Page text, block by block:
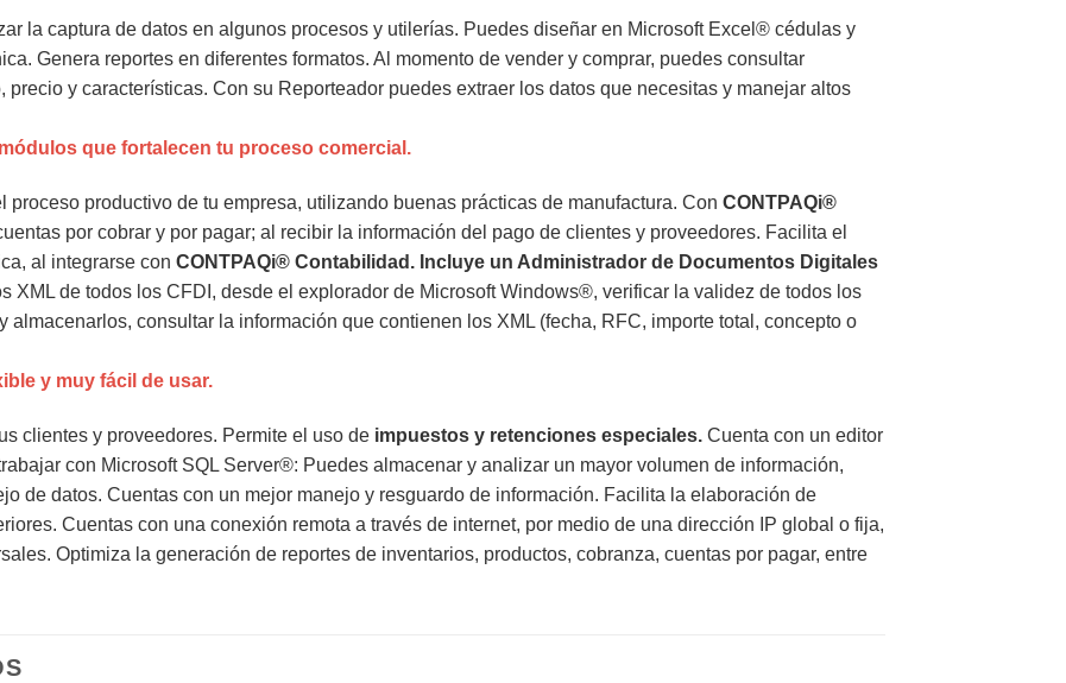
la captura de datos en algunos procesos y utilerías. Puedes diseñar en Microsoft Excel® cédulas y
Genera reportes en diferentes formatos. Al momento de vender y comprar, puedes consultar
y características. Con su Reporteador puedes extraer los datos que necesitas y manejar altos
que fortalecen tu proceso comercial.
proceso productivo de tu empresa, utilizando buenas prácticas de manufactura. Con CONTPAQi®
por cobrar y por pagar; al recibir la información del pago de clientes y proveedores. Facilita el
al integrarse con CONTPAQi® Contabilidad. Incluye un Administrador de Documentos Digitales
XML de todos los CFDI, desde el explorador de Microsoft Windows®, verificar la validez de todos los
almacenarlos, consultar la información que contienen los XML (fecha, RFC, importe total, concepto o
y muy fácil de usar.
clientes y proveedores. Permite el uso de impuestos y retenciones especiales. Cuenta con un editor
con Microsoft SQL Server®: Puedes almacenar y analizar un mayor volumen de información,
de datos. Cuentas con un mejor manejo y resguardo de información. Facilita la elaboración de
Cuentas con una conexión remota a través de internet, por medio de una dirección IP global o fija,
Optimiza la generación de reportes de inventarios, productos, cobranza, cuentas por pagar, entre